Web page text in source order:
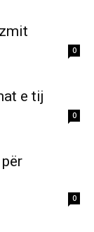
0
e tij
0
0